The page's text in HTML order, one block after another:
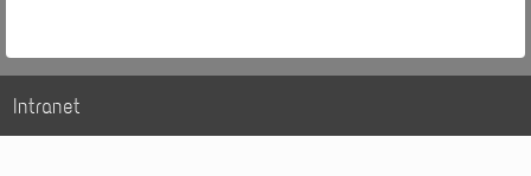
Intranet